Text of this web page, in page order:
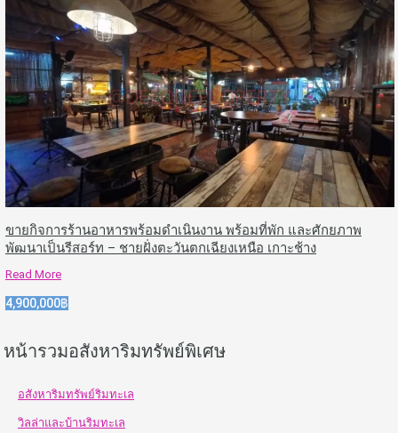
ขายกิจการร้านอาหารพร้อมดำเนินงาน พร้อมที่พัก และศักยภาพ
พัฒนาเป็นรีสอร์ท – ชายฝั่งตะวันตกเฉียงเหนือ เกาะช้าง
Read More
4,900,000฿
หน้ารวมอสังหาริมทรัพย์พิเศษ
อสังหาริมทรัพย์ริมทะเล
วิลล่าและบ้านริมทะเล